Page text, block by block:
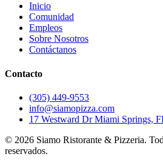
Inicio
Comunidad
Empleos
Sobre Nosotros
Contáctanos
Contacto
(305) 449-9553
info@siamopizza.com
17 Westward Dr Miami Springs,
© 2026 Siamo Ristorante & Pizzeria.
reservados.